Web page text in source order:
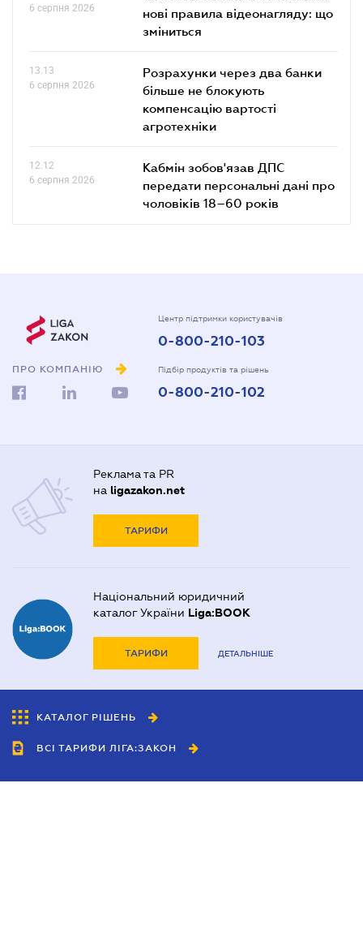
6 серпня 2026
нові правила відеонагляду: що
зміниться
13.13
6 серпня 2026
Розрахунки через два банки
більше не блокують
компенсацію вартості
агротехніки
12.12
6 серпня 2026
Кабмін зобов'язав ДПС
передати персональні дані про
чоловіків 18–60 років
ПРО КОМПАНІЮ
Центр підтримки користувачів
0-800-210-103
Підбір продуктів та рішень
0-800-210-102
Реклама та PR
на ligazakon.net
ТАРИФИ
Національний юридичний
каталог України Liga:BOOK
ТАРИФИ ДЕТАЛЬНІШЕ
КАТАЛОГ РІШЕНЬ
ВСІ ТАРИФИ ЛІГА:ЗАКОН